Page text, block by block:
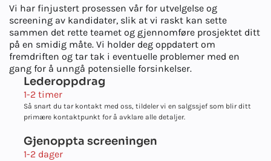
Vi har finjustert prosessen vår for utvelgelse og
screening av kandidater, slik at vi raskt kan sette
sammen det rette teamet og gjennomføre prosjektet ditt
på en smidig måte. Vi holder deg oppdatert om
fremdriften og tar tak i eventuelle problemer med en
gang for å unngå potensielle forsinkelser.
Lederoppdrag
1-2 timer
Så snart du tar kontakt med oss, tildeler vi en salgssjef som blir ditt
primære kontaktpunkt for å avklare alle detaljer.
Gjenoppta screeningen
1-2 dager